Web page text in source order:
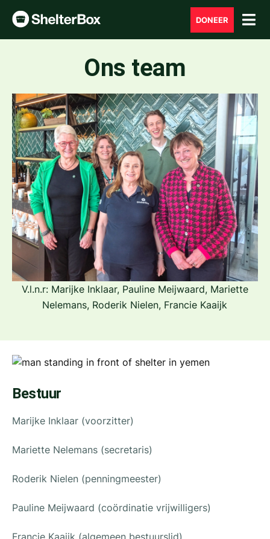
DONEER
Ons team
V.l.n.r: Marijke Inklaar, Pauline Meijwaard, Mariette
Nelemans, Roderik Nielen, Francie Kaaijk
Bestuur
Marijke Inklaar (voorzitter)
Mariette Nelemans (secretaris)
Roderik Nielen (penningmeester)
Pauline Meijwaard (coördinatie vrijwilligers)